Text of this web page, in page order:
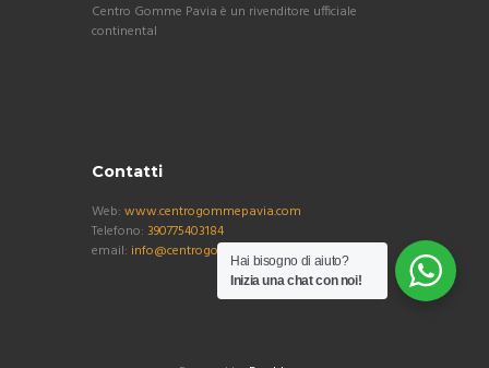
Centro Gomme Pavia è un rivenditore ufficiale
continental
Contatti
Web: www.centrogommepavia.com
Telefono: 390775403184
email: info@centrogommepavia.com
Hai bisogno di aiuto?
Inizia una chat con noi!